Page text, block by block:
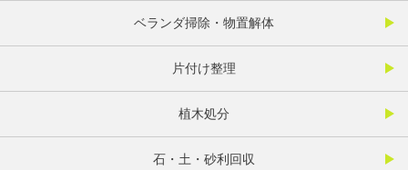
ベランダ掃除・物置解体
片付け整理
植木処分
石・土・砂利回収